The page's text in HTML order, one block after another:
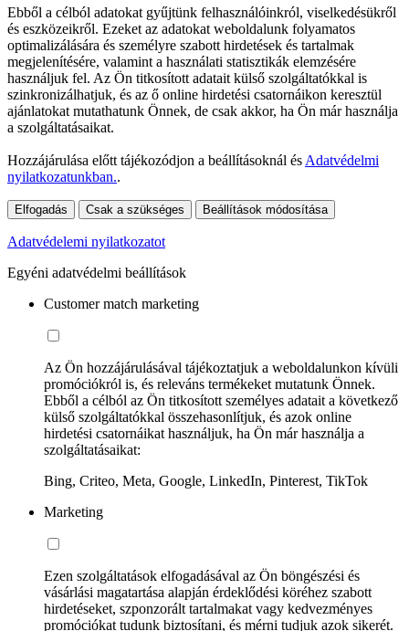
Ebből a célból adatokat gyűjtünk felhasználóinkról, viselkedésükről
és eszközeikről. Ezeket az adatokat weboldalunk folyamatos
optimalizálására és személyre szabott hirdetések és tartalmak
megjelenítésére, valamint a használati statisztikák elemzésére
használjuk fel. Az Ön titkosított adatait külső szolgáltatókkal is
szinkronizálhatjuk, és az ő online hirdetési csatornáikon keresztül
ajánlatokat mutathatunk Önnek, de csak akkor, ha Ön már használja
a szolgáltatásaikat.
Hozzájárulása előtt tájékozódjon a beállításoknál és Adatvédelmi
nyilatkozatunkban..
Elfogadás Csak a szükséges Beállítások módosítása
Adatvédelemi nyilatkozatot
Egyéni adatvédelmi beállítások
Customer match marketing
Az Ön hozzájárulásával tájékoztatjuk a weboldalunkon kívüli
promóciókról is, és releváns termékeket mutatunk Önnek.
Ebből a célból az Ön titkosított személyes adatait a következő
külső szolgáltatókkal összehasonlítjuk, és azok online
hirdetési csatornáikat használjuk, ha Ön már használja a
szolgáltatásaikat:
Bing, Criteo, Meta, Google, LinkedIn, Pinterest, TikTok
Marketing
Ezen szolgáltatások elfogadásával az Ön böngészési és
vásárlási magatartása alapján érdeklődési köréhez szabott
hirdetéseket, szponzorált tartalmakat vagy kedvezményes
promóciókat tudunk biztosítani, és mérni tudjuk azok sikerét.